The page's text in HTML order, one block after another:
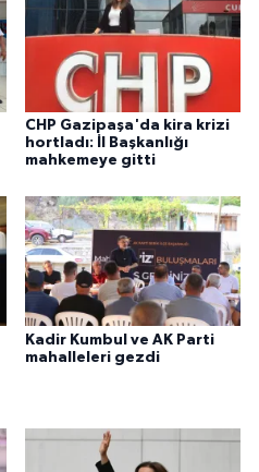
CHP Gazipaşa'da kira krizi
hortladı: İl Başkanlığı
mahkemeye gitti
Kadir Kumbul ve AK Parti
mahalleleri gezdi